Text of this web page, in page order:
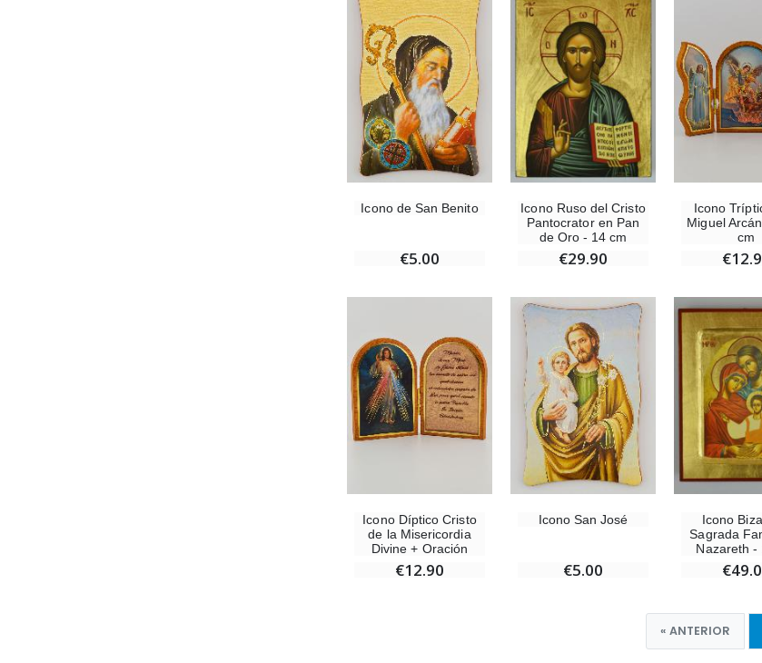
Icono de San Benito
€5.00
Icono Ruso del Cristo
Pantocrator en Pan
de Oro - 14 cm
€29.90
Icono
Miguel
cm
Icono Díptico Cristo
de la Misericordia
Divine + Oración
€12.90
Icono San José
€5.00
Icono
Sagrada
Nazareth -
« ANTERIOR